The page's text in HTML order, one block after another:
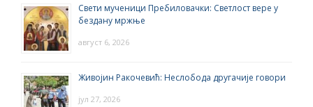
Свети мученици Пребиловачки: Светлост вере у
бездану мржње
август 6, 2026
Живојин Ракочевић: Неслобода другачије говори
јул 27, 2026